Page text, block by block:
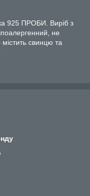
925 ПРОБИ. Виріб з
не
містить свинцю та